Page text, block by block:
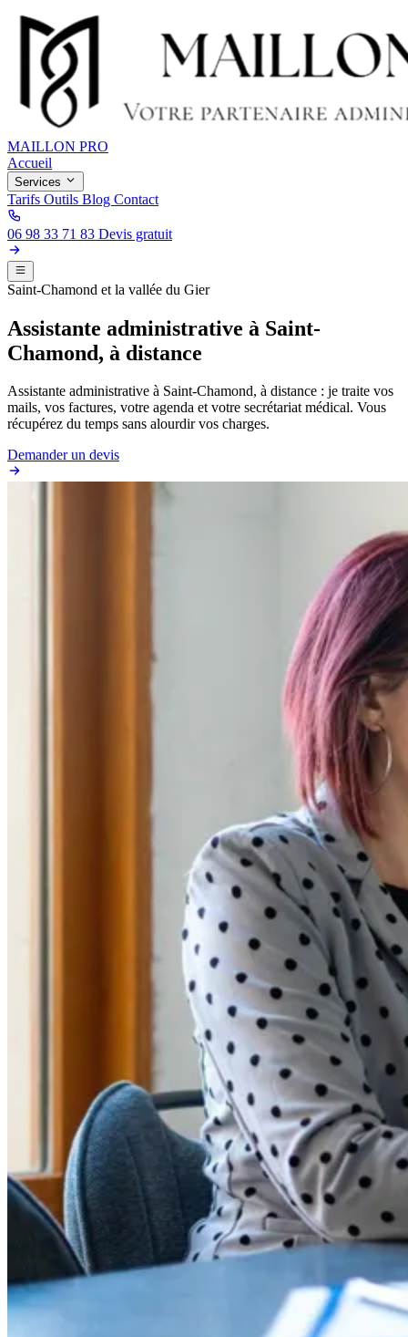
MAILLON PRO
Accueil
Services
Tarifs Outils Blog Contact
06 98 33 71 83 Devis gratuit
Saint-Chamond et la vallée du Gier
Assistante administrative à Saint-
Chamond, à distance
Assistante administrative à Saint-Chamond, à distance : je traite vos
mails, vos factures, votre agenda et votre secrétariat médical. Vous
récupérez du temps sans alourdir vos charges.
Demander un devis